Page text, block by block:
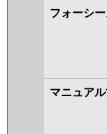
パナソニック
フォーシ
マニュア